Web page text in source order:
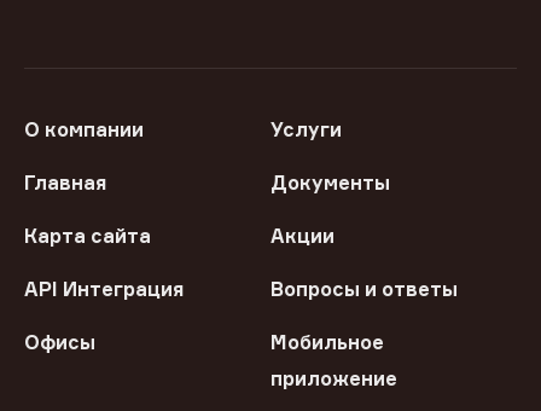
О компании Услуги
Главная Документы
Карта сайта Акции
API Интеграция Вопросы и ответы
Офисы
Мобильное
приложение